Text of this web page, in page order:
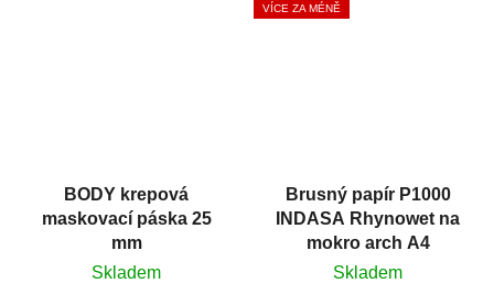
BODY krepová
maskovací páska 25
mm
Skladem
VÍCE ZA MÉNĚ
Brusný papír P1000
INDASA Rhynowet na
mokro arch A4
Skladem